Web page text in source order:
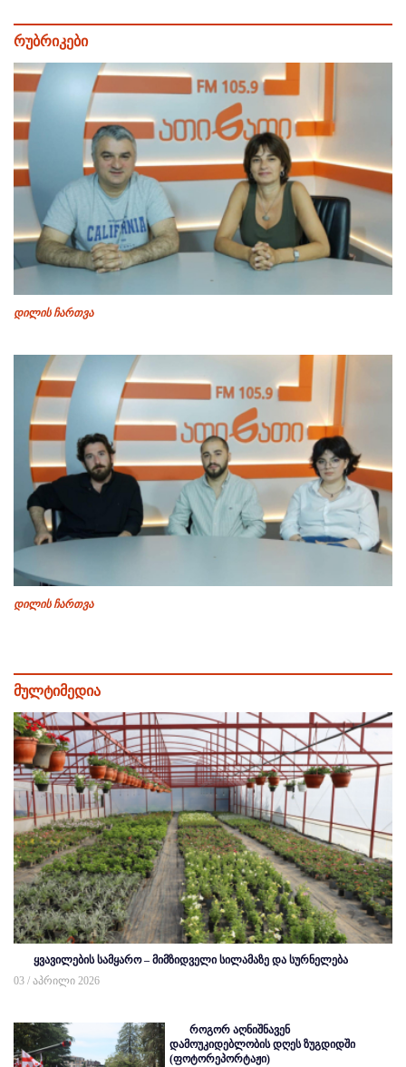
რუბრიკები
დილის ჩართვა
დილის ჩართვა
მულტიმედია
ყვავილების სამყარო – მიმზიდველი სილამაზე და სურნელება
03 / აპრილი 2026
როგორ აღნიშნავენ
დამოუკიდებლობის დღეს ზუგდიდში
(ფოტორეპორტაჟი)